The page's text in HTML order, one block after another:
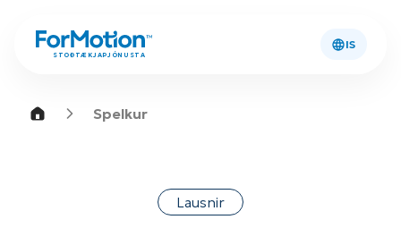
STOÐTÆKJAÞJÓNUSTA
IS
Spelkur
Lausnir